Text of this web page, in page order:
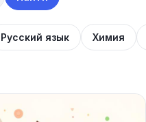
Русский язык Химия